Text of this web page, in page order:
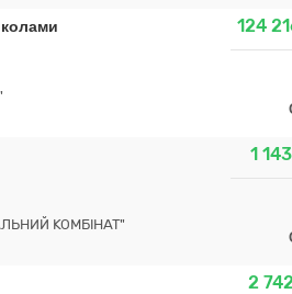
124
КОМБІНАТ"
1
2